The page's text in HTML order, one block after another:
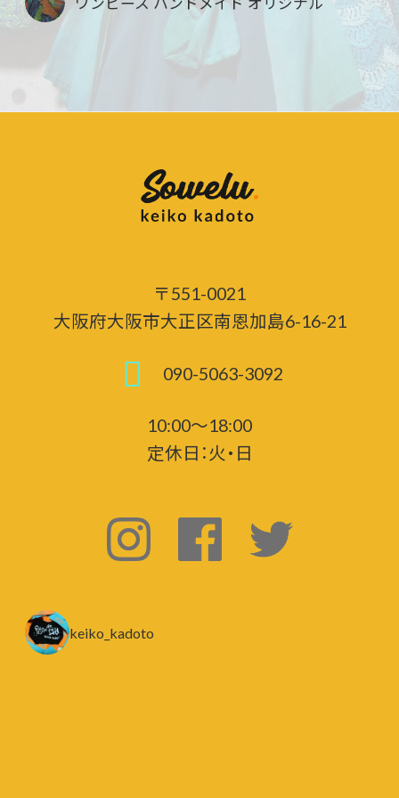
〒551-0021
大阪府大阪市大正区南恩加島6-16-21
090-5063-3092
10:00～18:00
定休日：火・日
keiko_kadoto